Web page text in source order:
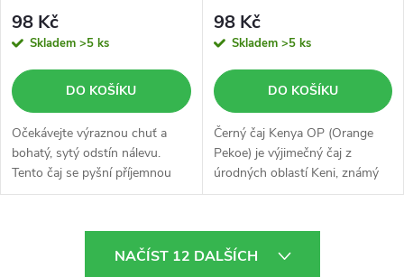
98 Kč
Skladem >5 ks
DO KOŠÍKU
Očekávejte výraznou chuť a
bohatý, sytý odstín nálevu.
Tento čaj se pyšní příjemnou
sladkostí. Skvěle se tedy hodí i
98 Kč
Skladem >5 ks
DO KOŠÍKU
Černý čaj Kenya OP (Orange
Pekoe) je výjimečný čaj z
úrodných oblastí Keni, známý
svou plnou a bohatou chutí.
NAČÍST 12 DALŠÍCH